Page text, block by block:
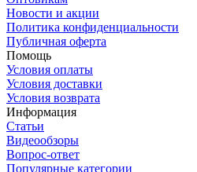
Новости и акции
Политика конфиденциальности
Публичная оферта
Помощь
Условия оплаты
Условия доставки
Условия возврата
Информация
Статьи
Видеообзоры
Вопрос-ответ
Популярные категории